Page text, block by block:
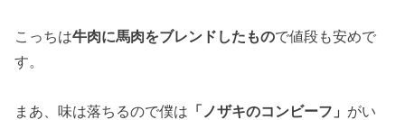
こっちは牛肉に馬肉をブレンドしたもので値段も安めで
す。
まあ、味は落ちるので僕は 「ノザキのコンビーフ」 がい